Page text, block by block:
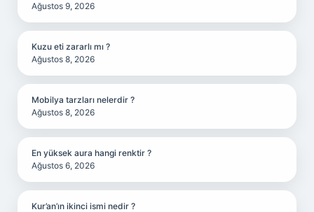
Ağustos 9, 2026
Kuzu eti zararlı mı ?
Ağustos 8, 2026
Mobilya tarzları nelerdir ?
Ağustos 8, 2026
En yüksek aura hangi renktir ?
Ağustos 6, 2026
Kur’an’ın ikinci ismi nedir ?